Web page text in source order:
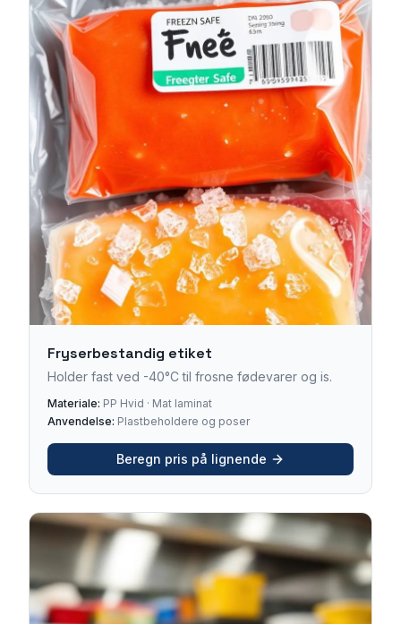
Fryserbestandig etiket
Holder fast ved -40°C til frosne fødevarer og is.
Materiale: PP Hvid · Mat laminat
Anvendelse: Plastbeholdere og poser
Beregn pris på lignende